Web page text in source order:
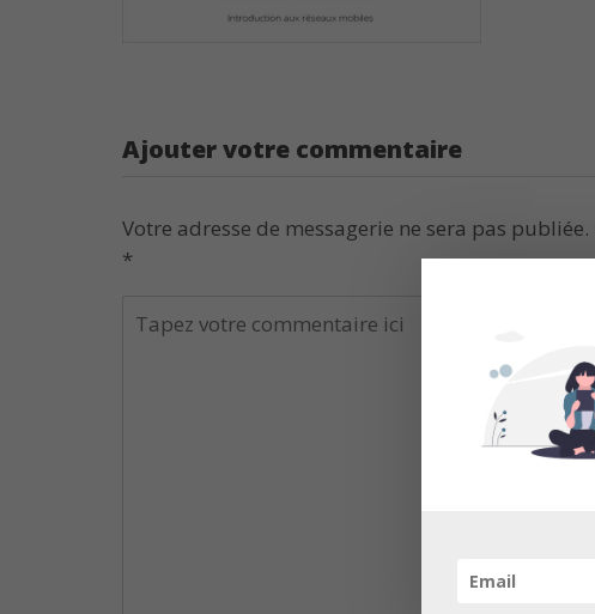
Ajouter votre commentaire
Votre adresse de messagerie ne sera pas publiée.
*